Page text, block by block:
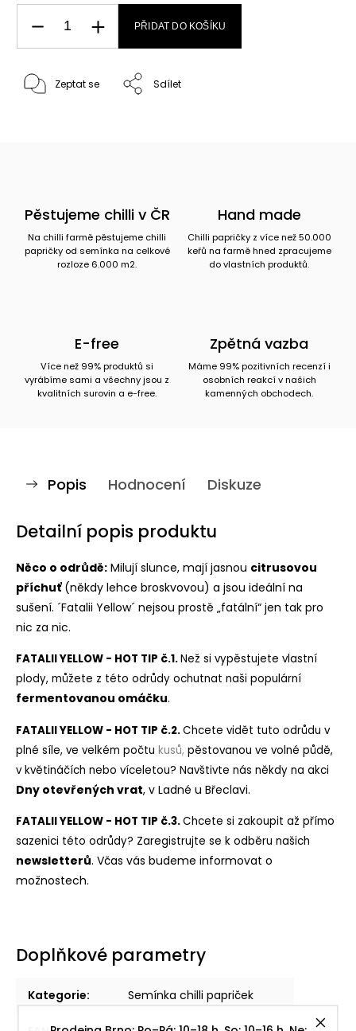
PŘIDAT DO KOŠÍKU
Zeptat se Sdílet
Pěstujeme chilli v ČR
Na chilli farmě pěstujeme chilli
papričky od semínka na celkové
rozloze 6.000 m2.
Hand made
Chilli papričky z více než 50.000
keřů na farmě hned zpracujeme
do vlastních produktů.
E-free
Více než 99% produktů si
vyrábíme sami a všechny jsou z
kvalitních surovin a e-free.
Zpětná vazba
Máme 99% pozitivních recenzí i
osobních reakcí v našich
kamenných obchodech.
Popis Hodnocení Diskuze
Detailní popis produktu
Něco o odrůdě: Milují slunce, mají jasnou citrusovou
příchuť(někdy lehce broskvovou) a jsou ideální na
sušení. ´Fatalii Yellow´ nejsou prostě „fatální“ jen tak pro
nic za nic.
FATALII YELLOW - HOT TIP č.1.Než si vypěstujete vlastní
plody, můžete z této odrůdy ochutnat naši populární
fermentovanou omáčku.
FATALII YELLOW - HOT TIP č.2.Chcete vidět tuto odrůdu v
plné síle, ve velkém počtu kusů, pěstovanou ve volné půdě,
v květináčích nebo víceletou? Navštivte nás někdy na akci
Dny otevřených vrat, v Ladné u Břeclavi.
FATALII YELLOW - HOT TIP č.3.Chcete si zakoupit až přímo
sazenici této odrůdy? Zaregistrujte se k odběru našich
newsletterů. Včas vás budeme informovat o
možnostech.
Doplňkové parametry
Kategorie: Semínka chilli papriček